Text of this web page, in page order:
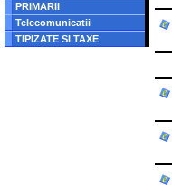
PRIMARII
Telecomunicatii
TIPIZATE SI TAXE